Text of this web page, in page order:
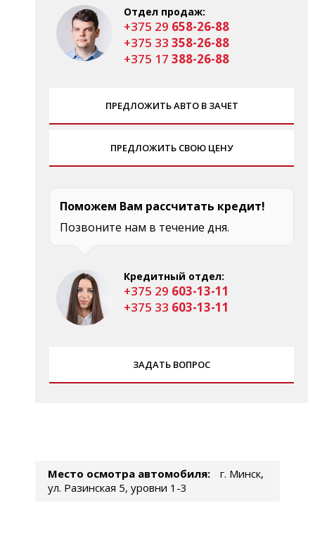
Отдел продаж:
+375 29 658-26-88
+375 33 358-26-88
+375 17 388-26-88
ПРЕДЛОЖИТЬ АВТО В ЗАЧЕТ
ПРЕДЛОЖИТЬ СВОЮ ЦЕНУ
Поможем Вам рассчитать кредит!
Позвоните нам в течение дня.
Кредитный отдел:
+375 29 603-13-11
+375 33 603-13-11
ЗАДАТЬ ВОПРОС
Место осмотра автомобиля:
г. Минск,
ул. Разинская 5, уровни 1-3